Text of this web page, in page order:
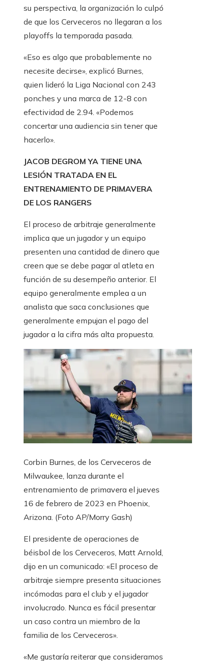
su perspectiva, la organización lo culpó
de que los Cerveceros no llegaran a los
playoffs la temporada pasada.
«Eso es algo que probablemente no
necesite decirse», explicó Burnes,
quien lideró la Liga Nacional con 243
ponches y una marca de 12-8 con
efectividad de 2.94. «Podemos
concertar una audiencia sin tener que
hacerlo».
JACOB DEGROM YA TIENE UNA
LESIÓN TRATADA EN EL
ENTRENAMIENTO DE PRIMAVERA
DE LOS RANGERS
El proceso de arbitraje generalmente
implica que un jugador y un equipo
presenten una cantidad de dinero que
creen que se debe pagar al atleta en
función de su desempeño anterior. El
equipo generalmente emplea a un
analista que saca conclusiones que
generalmente empujan el pago del
jugador a la cifra más alta propuesta.
Corbin Burnes, de los Cerveceros de
Milwaukee, lanza durante el
entrenamiento de primavera el jueves
16 de febrero de 2023 en Phoenix,
Arizona. (Foto AP/Morry Gash)
El presidente de operaciones de
béisbol de los Cerveceros, Matt Arnold,
dijo en un comunicado: «El proceso de
arbitraje siempre presenta situaciones
incómodas para el club y el jugador
involucrado. Nunca es fácil presentar
un caso contra un miembro de la
familia de los Cerveceros».
«Me gustaría reiterar que consideramos